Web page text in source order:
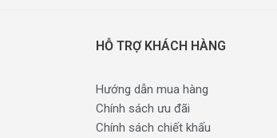
HỖ TRỢ KHÁCH HÀNG
Hướng dẫn mua hàng
Chính sách ưu đãi
Chính sách chiết khấu